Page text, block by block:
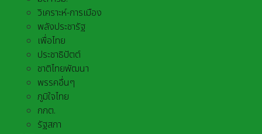
วิเคราะห์-การเมือง
พลังประชารัฐ
เพื่อไทย
ประชาธิปัตต์
ชาติไทยพัฒนา
พรรคอื่นๆ
ภูมิใจไทย
กกต.
รัฐสภา